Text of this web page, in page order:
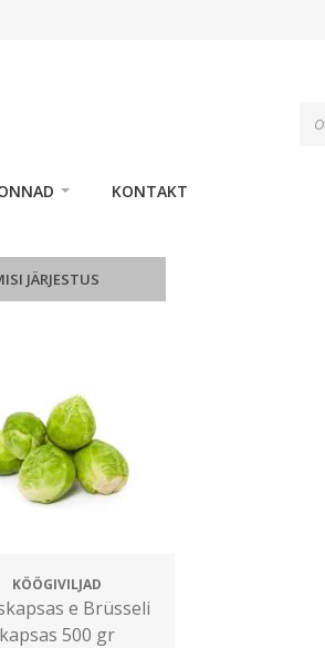
KONTAKT
JÄRJESTUS
KÖÖGIVILJAD
e Brüsseli
kapsas 500 gr